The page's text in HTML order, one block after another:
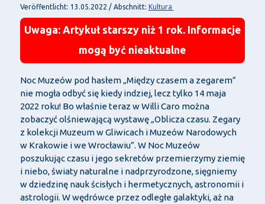
Veröffentlicht: 13.05.2022 / Abschnitt: Kultura
Uwaga: Artykuł starszy niż 1 rok. Informacje
mogą być nieaktualne
Noc Muzeów pod hasłem „Między czasem a zegarem”
nie mogła odbyć się kiedy indziej, lecz tylko 14 maja
2022 roku! Bo właśnie teraz w Willi Caro można
zobaczyć olśniewającą wystawę „Oblicza czasu. Zegary
z kolekcji Muzeum w Gliwicach i Muzeów Narodowych
w Krakowie i we Wrocławiu”. W Noc Muzeów
poszukując czasu i jego sekretów przemierzymy ziemię
i niebo, światy naturalne i nadprzyrodzone, sięgniemy
w dziedzinę nauk ścisłych i hermetycznych, astronomii i
astrologii. W wędrówce przez odległe galaktyki, aż na